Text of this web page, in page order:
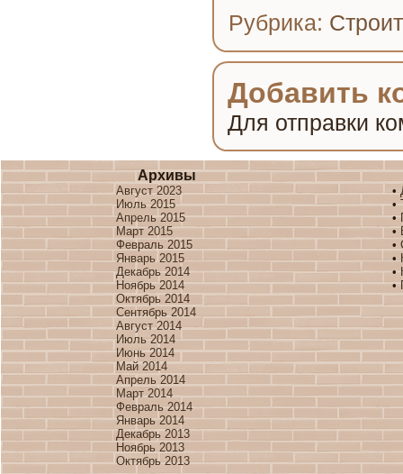
Рубрика:
Добавить
Для отправки
Архивы
Август 2023
Июль 2015
Апрель 2015
Март 2015
Февраль 2015
Январь 2015
Декабрь 2014
Ноябрь 2014
Октябрь 2014
Сентябрь 2014
Август 2014
Июль 2014
Июнь 2014
Май 2014
Апрель 2014
Март 2014
Февраль 2014
Январь 2014
Декабрь 2013
Ноябрь 2013
Октябрь 2013
•
•
•
•
•
•
•
•